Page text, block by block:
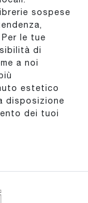
sospese
le tue
di
a noi
estetico
disposizione
dei tuoi